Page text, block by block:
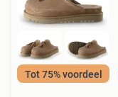
Tot 75% voordeel